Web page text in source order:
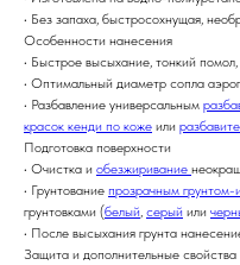
• Без запаха, быстросохнущая,
Особенности нанесения
• Быстрое высыхание, тонкий помол,
• Оптимальный диаметр сопла
• Разбавление универсальным
красок кенди по коже или
Подготовка поверхности
• Очистка и обезжиривание
• Грунтование прозрачным грунтом-
грунтовками (белый, серый или
• После высыхания грунта
Защита и дополнительные свойства